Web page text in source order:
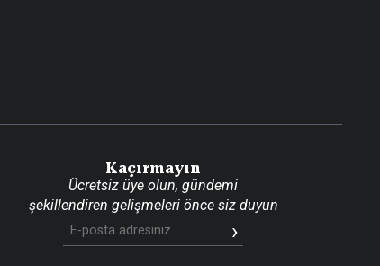
Kaçırmayın
Ücretsiz üye olun, gündemi
şekillendiren gelişmeleri önce siz duyun